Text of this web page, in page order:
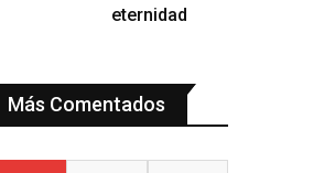
eternidad
Más Comentados